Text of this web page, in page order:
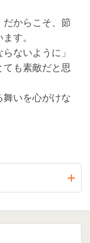
からこそ、節
す。
ないように」
も素敵だと思
いを心がけな